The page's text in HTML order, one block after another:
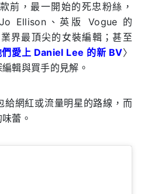
前，最一開始的死忠粉絲，
Ellison、英版 Vogue 的
界最頂尖的女裝編輯；甚至
們愛上 Daniel Lee 的新 BV〉
輯與買手的見解。
給網紅或流量明星的路線，而
蕾。